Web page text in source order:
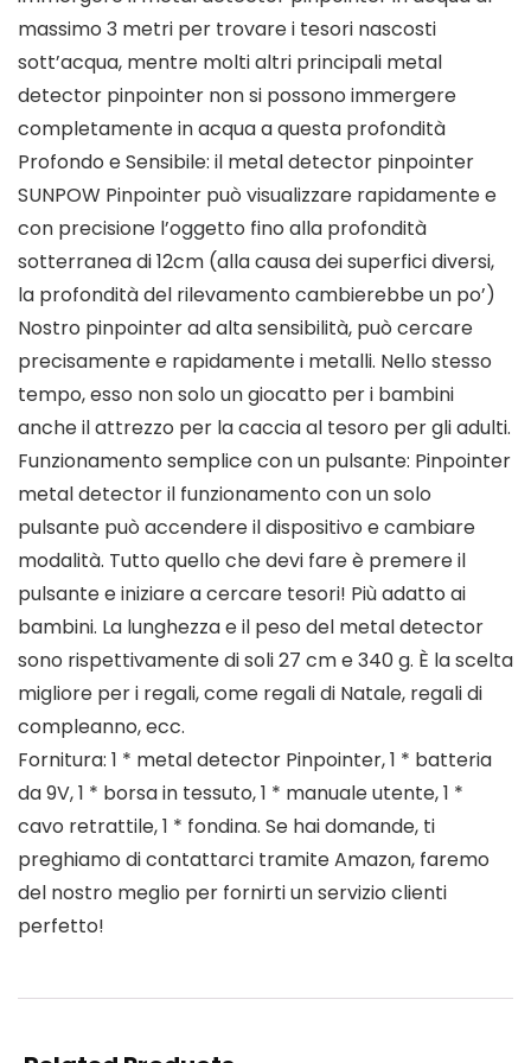
massimo 3 metri per trovare i tesori nascosti
sott’acqua, mentre molti altri principali metal
detector pinpointer non si possono immergere
completamente in acqua a questa profondità
Profondo e Sensibile: il metal detector pinpointer
SUNPOW Pinpointer può visualizzare rapidamente e
con precisione l’oggetto fino alla profondità
sotterranea di 12cm (alla causa dei superfici diversi,
la profondità del rilevamento cambierebbe un po’)
Nostro pinpointer ad alta sensibilità, può cercare
precisamente e rapidamente i metalli. Nello stesso
tempo, esso non solo un giocatto per i bambini
anche il attrezzo per la caccia al tesoro per gli adulti.
Funzionamento semplice con un pulsante: Pinpointer
metal detector il funzionamento con un solo
pulsante può accendere il dispositivo e cambiare
modalità. Tutto quello che devi fare è premere il
pulsante e iniziare a cercare tesori! Più adatto ai
bambini. La lunghezza e il peso del metal detector
sono rispettivamente di soli 27 cm e 340 g. È la scelta
migliore per i regali, come regali di Natale, regali di
compleanno, ecc.
Fornitura: 1 * metal detector Pinpointer, 1 * batteria
da 9V, 1 * borsa in tessuto, 1 * manuale utente, 1 *
cavo retrattile, 1 * fondina. Se hai domande, ti
preghiamo di contattarci tramite Amazon, faremo
del nostro meglio per fornirti un servizio clienti
perfetto!